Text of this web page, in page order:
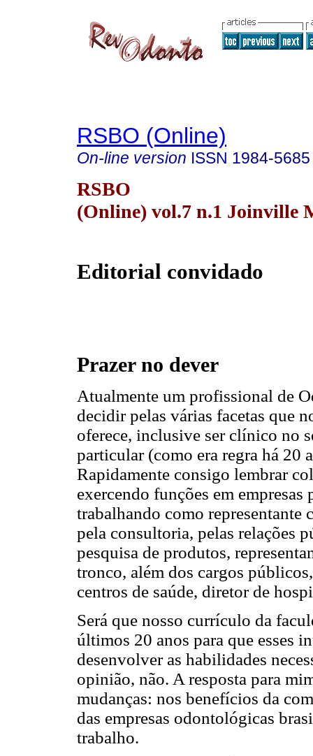
RSBO (Online)
On-line version ISSN 1984-5685
RSBO
(Online) vol.7 n.1 Joinville
Editorial convidado
Prazer no dever
Atualmente um profissional de
decidir pelas várias facetas que
oferece, inclusive ser clínico no
particular (como era regra há 20
Rapidamente consigo lembrar
exercendo funções em empresas
trabalhando como
pela consultoria, pelas relações
pesquisa de produtos,
tronco, além dos cargos
centros de saúde, diretor de
Será que nosso currículo da
últimos 20 anos para que esses
desenvolver as habilidades
opinião, não. A resposta para
mudanças: nos benefícios da
das empresas odontológicas
trabalho.